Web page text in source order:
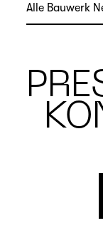
Alle Bauwerk